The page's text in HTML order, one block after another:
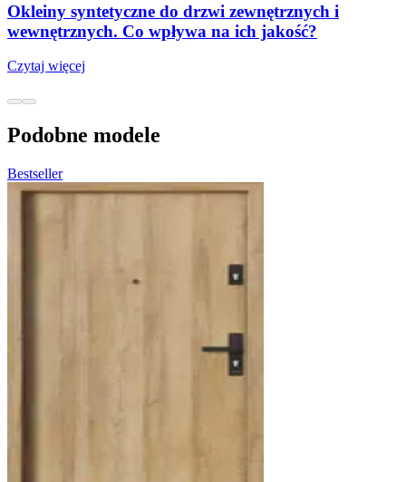
Okleiny syntetyczne do drzwi zewnętrznych i
wewnętrznych. Co wpływa na ich jakość?
Czytaj więcej
Podobne modele
Bestseller